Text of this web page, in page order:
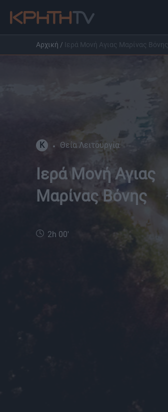
Αρχική / Ιερά Μονή Αγιας Μαρίνας Βόνης
K Θεία Λειτουργία
Ιερά Μονή Αγιας
Μαρίνας Βόνης
2h 00'